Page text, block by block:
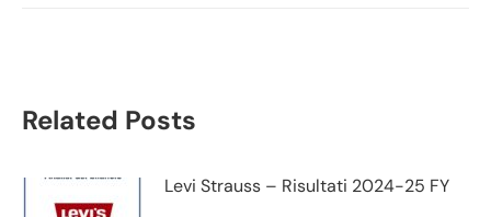
Related Posts
Levi Strauss – Risultati 2024-25 FY